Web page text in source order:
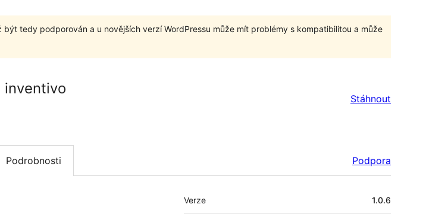
být tedy podporován a u novějších verzí WordPressu může mít problémy s kompatibilitou a může
inventivo
Stáhnout
Podrobnosti Podpora
Meta
Verze 1.0.6